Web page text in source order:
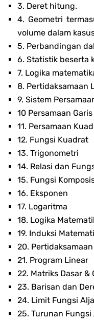
3. Deret hitung.
4. Geometri
volume dalam
5. Perbandingan
6. Statistik beserta
7. Logika
8. Pertidaksamaan
9. Sistem
10 Persamaan
11. Persamaan
12. Fungsi Kuadrat
13. Trigonometri
14. Relasi dan
15. Fungsi
16. Eksponen
17. Logaritma
18. Logika
19. Induksi
20.
21. Program Linear
22. Matriks Dasar &
23. Barisan dan
24. Limit Fungsi
25. Turunan Fungsi